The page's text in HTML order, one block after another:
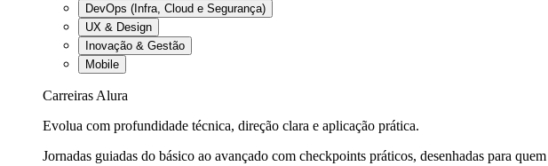
DevOps (Infra, Cloud e Segurança)
UX & Design
Inovação & Gestão
Mobile
Carreiras Alura
Evolua com profundidade técnica, direção clara e aplicação prática.
Jornadas guiadas do básico ao avançado com checkpoints práticos, desenhadas para